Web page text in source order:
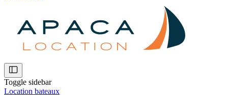
Toggle sidebar
Location bateaux